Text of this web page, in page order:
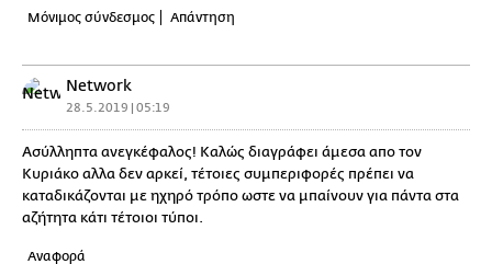
Μόνιμος σύνδεσμος
Απάντηση
Network
28.5.2019 | 05:19
Ασύλληπτα ανεγκέφαλος! Καλώς διαγράφει άμεσα απο τον
Κυριάκο αλλα δεν αρκεί, τέτοιες συμπεριφορές πρέπει να
καταδικάζονται με ηχηρό τρόπο ωστε να μπαίνουν για πάντα στα
αζήτητα κάτι τέτοιοι τύποι.
Αναφορά